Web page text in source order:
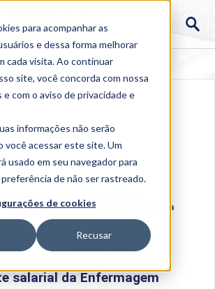
para acompanhar as
e dessa forma melhorar
cada visita. Ao continuar
site, você concorda com nossa
e com o aviso deprivacidade e
informações não serão
você acessar este site. Um
usado em seu navegador para
de não ser rastreado.
de cookies
Recusar
Uniube explica sobre reajuste salarial da
salarial da Enfermagem